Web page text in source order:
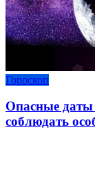
Гороскоп
Опасные даты
соблюдать